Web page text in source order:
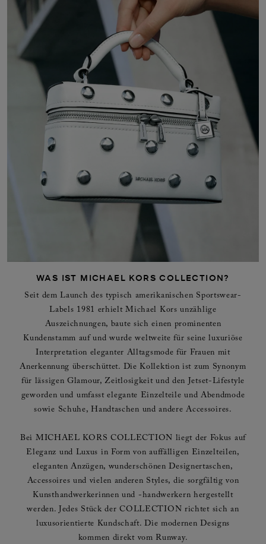
WAS IST MICHAEL KORS COLLECTION?
Seit dem Launch des typisch amerikanischen Sportswear-
Labels 1981 erhielt Michael Kors unzählige
Auszeichnungen, baute sich einen prominenten
Kundenstamm auf und wurde weltweite für seine luxuriöse
Interpretation eleganter Alltagsmode für Frauen mit
Anerkennung überschüttet. Die Kollektion ist zum Synonym
für lässigen Glamour, Zeitlosigkeit und den Jetset-Lifestyle
geworden und umfasst elegante Einzelteile und Abendmode
sowie Schuhe, Handtaschen und andere Accessoires.
Bei MICHAEL KORS COLLECTION liegt der Fokus auf
Eleganz und Luxus in Form von auffälligen Einzelteilen,
eleganten Anzügen, wunderschönen Designertaschen,
Accessoires und vielen anderen Styles, die sorgfältig von
Kunsthandwerkerinnen und -handwerkern hergestellt
werden. Jedes Stück der COLLECTION richtet sich an
luxusorientierte Kundschaft. Die modernen Designs
kommen direkt vom Runway.